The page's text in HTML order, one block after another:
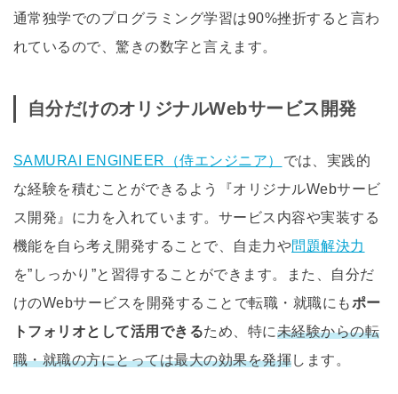
通常独学でのプログラミング学習は90%挫折すると言わ
れているので、驚きの数字と言えます。
自分だけのオリジナルWebサービス開発
SAMURAI ENGINEER（侍エンジニア）
では、実践的
な経験を積むことができるよう『オリジナルWebサービ
ス開発』に力を入れています。サービス内容や実装する
機能を自ら考え開発することで、自走力や問題解決力
を”しっかり”と習得することができます。また、自分だ
けのWebサービスを開発することで転職・就職にもポー
トフォリオとして活用できるため、特に未経験からの転
職・就職の方にとっては最大の効果を発揮します。